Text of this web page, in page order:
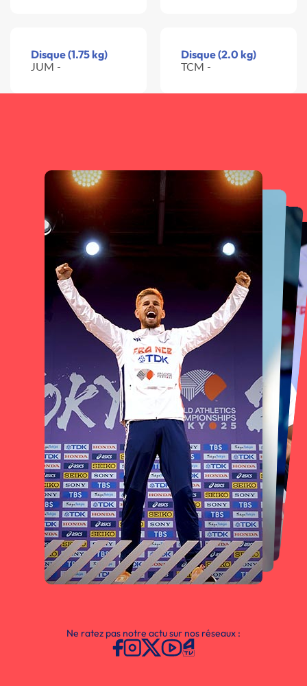
Disque (1.75 kg)
JUM -
Disque (2.0 kg)
TCM -
Ne ratez pas notre actu sur nos réseaux :